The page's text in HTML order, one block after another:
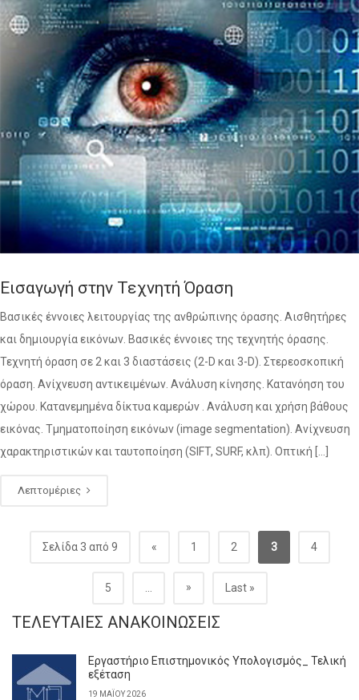
Εισαγωγή στην Τεχνητή Όραση
Βασικές έννοιες λειτουργίας της ανθρώπινης όρασης. Αισθητήρες
και δημιουργία εικόνων. Βασικές έννοιες της τεχνητής όρασης.
Τεχνητή όραση σε 2 και 3 διαστάσεις (2-D και 3-D). Στερεοσκοπική
όραση. Ανίχνευση αντικειμένων. Ανάλυση κίνησης. Κατανόηση του
χώρου. Κατανεμημένα δίκτυα καμερών . Ανάλυση και χρήση βάθους
εικόνας. Τμηματοποίηση εικόνων (image segmentation). Ανίχνευση
χαρακτηριστικών και ταυτοποίηση (SIFT, SURF, κλπ). Οπτική […]
Λεπτομέριες
Σελίδα 3 από 9 « 1 2 3 4
5 » Last »
ΤΕΛΕΥΤΑΊΕΣ ΑΝΑΚΟΙΝΏΣΕΙΣ
Εργαστήριο Επιστημονικός Υπολογισμός_ Τελική
εξέταση
19 ΜΑΪ́ΟΥ 2026